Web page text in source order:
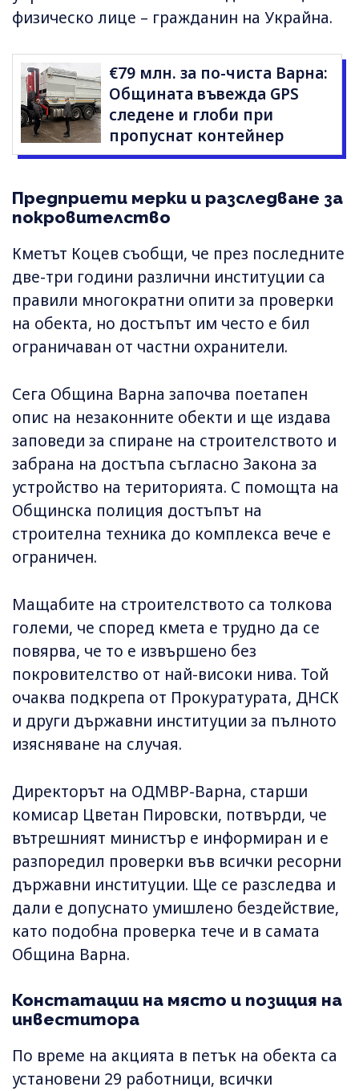
физическо лице – гражданин на Украйна.
€79 млн. за по-чиста Варна:
Общината въвежда GPS
следене и глоби при
пропуснат контейнер
Предприети мерки и разследване за
покровителство
Кметът Коцев съобщи, че през последните
две-три години различни институции са
правили многократни опити за проверки
на обекта, но достъпът им често е бил
ограничаван от частни охранители.
Сега Община Варна започва поетапен
опис на незаконните обекти и ще издава
заповеди за спиране на строителството и
забрана на достъпа съгласно Закона за
устройство на територията. С помощта на
Общинска полиция достъпът на
строителна техника до комплекса вече е
ограничен.
Мащабите на строителството са толкова
големи, че според кмета е трудно да се
повярва, че то е извършено без
покровителство от най-високи нива. Той
очаква подкрепа от Прокуратурата, ДНСК
и други държавни институции за пълното
изясняване на случая.
Директорът на ОДМВР-Варна, старши
комисар Цветан Пировски, потвърди, че
вътрешният министър е информиран и е
разпоредил проверки във всички ресорни
държавни институции. Ще се разследва и
дали е допуснато умишлено бездействие,
като подобна проверка тече и в самата
Община Варна.
Констатации на място и позиция на
инвеститора
По време на акцията в петък на обекта са
установени 29 работници, всички